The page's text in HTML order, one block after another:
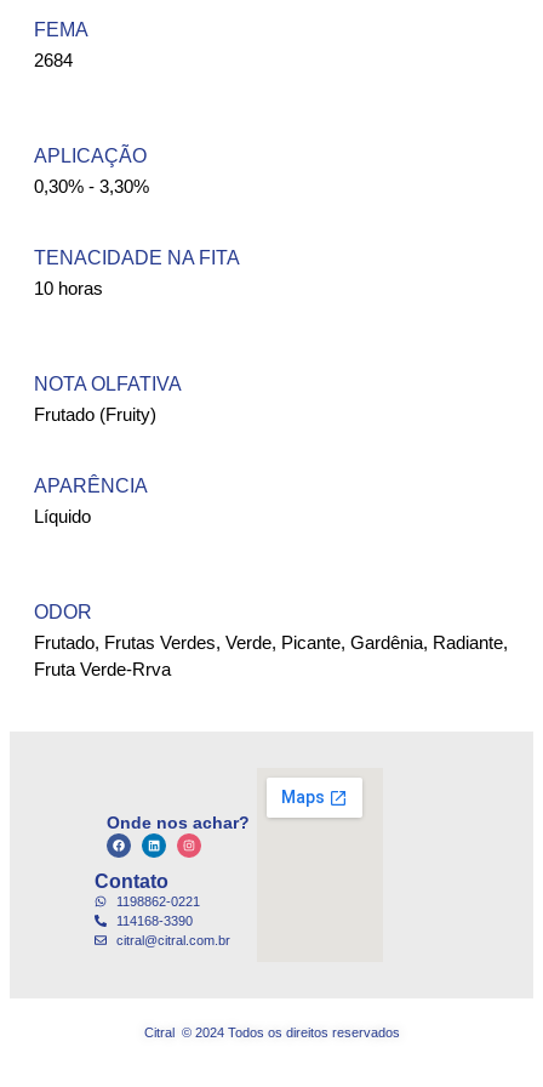
FEMA ​
2684
APLICAÇÃO
0,30% - 3,30%
TENACIDADE NA FITA
10 horas
NOTA OLFATIVA
Frutado (Fruity)
APARÊNCIA
Líquido
ODOR
Frutado, Frutas Verdes, Verde, Picante, Gardênia, Radiante,
Fruta Verde-Rrva
Onde nos achar?
Contato
1198862-0221
114168-3390
citral@citral.com.br
Citral © 2024 Todos os direitos reservados